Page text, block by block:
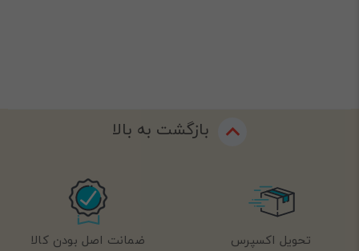
بازگشت به بالا
تحویل اکسپرس ضمانت اصل بودن کالا